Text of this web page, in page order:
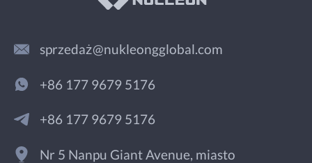
sprzedaż@nukleongglobal.com
+86 177 9679 5176
+86 177 9679 5176
Nr 5 Nanpu Giant Avenue, miasto